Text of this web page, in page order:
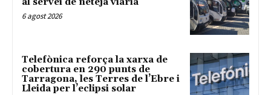
6 agost 2026
Telefònica reforça la xarxa de
cobertura en 290 punts de
Tarragona, les Terres de l’Ebre i
Lleida per l’eclipsi solar